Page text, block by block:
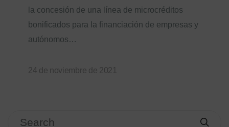
la concesión de una línea de microcréditos
bonificados para la financiación de empresas y
autónomos…
24 de noviembre de 2021